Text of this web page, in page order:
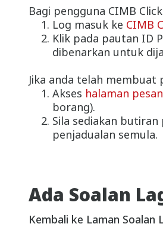
Bagi pengguna CIMB
Log masuk ke CIMB
Klik pada pautan ID
dibenarkan untuk
Jika anda telah membuat
Akses halaman
borang).
Sila sediakan
penjadualan semula.
Ada Soalan
Kembali ke Laman Soalan